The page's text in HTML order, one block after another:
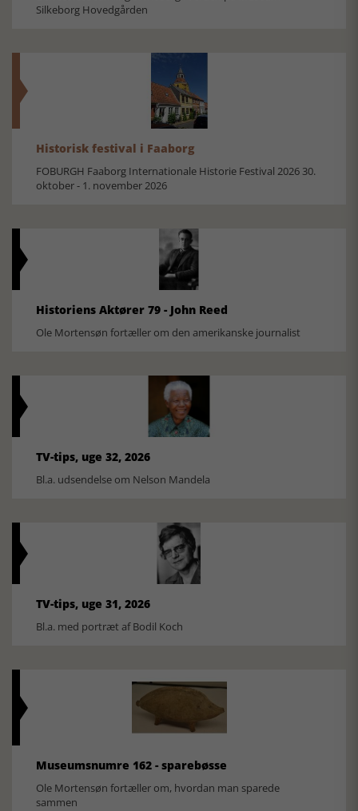
Silkeborg Hovedgården
Historisk festival i Faaborg
FOBURGH Faaborg Internationale Historie Festival 2026 30.
oktober - 1. november 2026
Historiens Aktører 79 - John Reed
Ole Mortensøn fortæller om den amerikanske journalist
TV-tips, uge 32, 2026
Bl.a. udsendelse om Nelson Mandela
TV-tips, uge 31, 2026
Bl.a. med portræt af Bodil Koch
Museumsnumre 162 - sparebøsse
Ole Mortensøn fortæller om, hvordan man sparede
sammen